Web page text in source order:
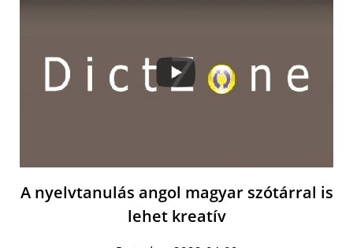
A nyelvtanulás angol magyar szótárral is
lehet kreatív